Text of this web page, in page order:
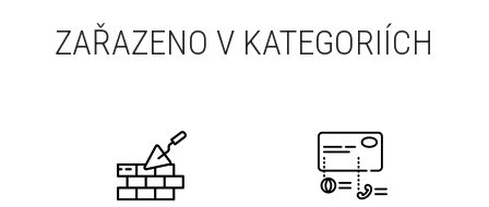
ZAŘAZENO V KATEGORIÍCH